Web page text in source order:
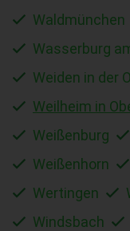
Waldmünchen
Wasserburg
Weiden in der
Weilheim in
Weißenburg
Weißenhorn
Wertingen
Windsbach